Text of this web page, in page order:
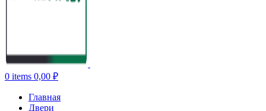
0 items 0,00 ₽
Главная
Двери